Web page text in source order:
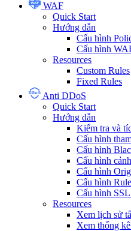
WAF
Quick Start
Hướng dẫn
Cấu hình
Cấu hình
Resources
Custom Rules
Fixed Rules
Anti DDoS
Quick Start
Hướng dẫn
Kiểm tra và
Cấu hình
Cấu hình
Cấu hình
Cấu hình
Cấu hình
Cấu hình
Resources
Xem lịch sử
Xem thống